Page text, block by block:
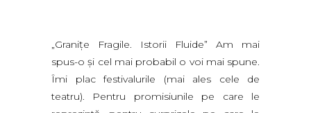
„Graniţe Fragile. Istorii Fluide” Am mai
spus-o şi cel mai probabil o voi mai spune.
Îmi plac festivalurile (mai ales cele de
teatru). Pentru promisiunile pe care le